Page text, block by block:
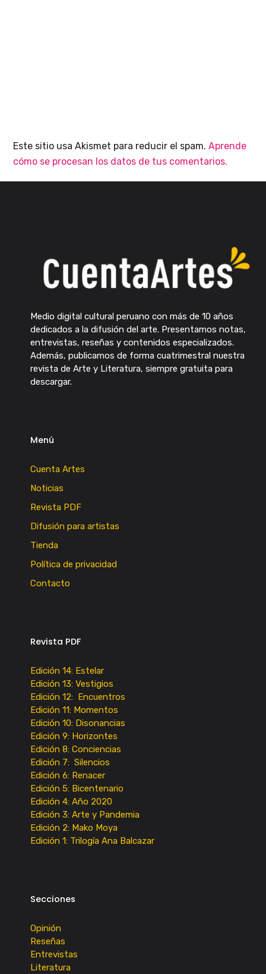
Este sitio usa Akismet para reducir el spam.Aprende
cómo se procesan los datos de tus comentarios.
Medio digital cultural peruano con más de 10 años
dedicados a la difusión del arte. Presentamos notas,
entrevistas, reseñas y contenidos especializados.
Además, publicamos de forma cuatrimestral nuestra
revista de Arte y Literatura, siempre gratuita para
descargar.
Menú
Cuenta Artes
Noticias
Revista PDF
Difusión para artistas
Tienda
Política de privacidad
Contacto
Revista PDF
Edición 14: Estelar
Edición 13: Vestigios
Edición 12: Encuentros
Edición 11: Momentos
Edición 10: Disonancias
Edición 9: Horizontes
Edición 8: Conciencias
Edición 7: Silencios
Edición 6: Renacer
Edición 5: Bicentenario
Edición 4: Año 2020
Edición 3: Arte y Pandemia
Edición 2: Mako Moya
Edición 1: Trilogía Ana Balcazar
Secciones
Opinión
Reseñas
Entrevistas
Literatura